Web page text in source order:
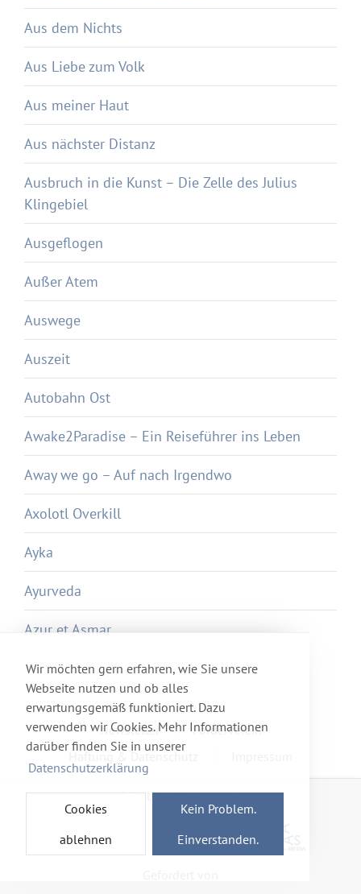
Wir möchten gern erfahren, wie Sie unsere
Webseite nutzen und ob alles
erwartungsgemäß funktioniert. Dazu
verwenden wir Cookies. Mehr Informationen
darüber finden Sie in unserer
Datenschutzerklärung
Cookies
ablehnen
Kein Problem.
Einverstanden.
Aus dem Nichts
Aus Liebe zum Volk
Aus meiner Haut
Aus nächster Distanz
Ausbruch in die Kunst – Die Zelle des Julius
Klingebiel
Ausgeflogen
Außer Atem
Auswege
Auszeit
Autobahn Ost
Awake2Paradise – Ein Reiseführer ins Leben
Away we go – Auf nach Irgendwo
Axolotl Overkill
Ayka
Ayurveda
Azur et Asmar
Newsletter
Förderverein
Mitglied im Netzwerk